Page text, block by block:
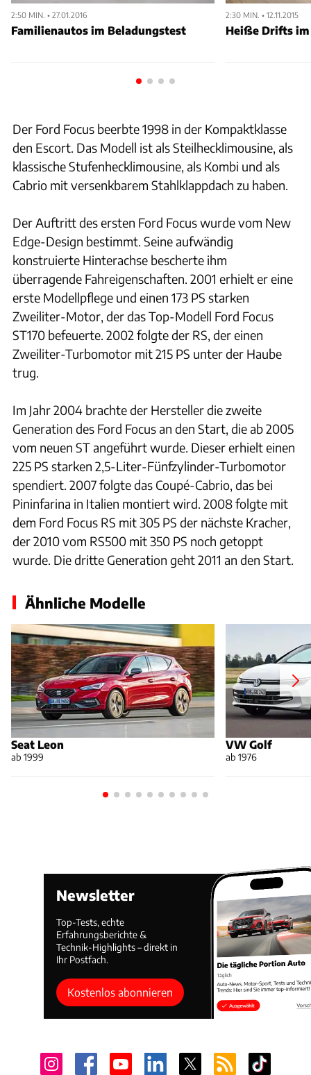
2:50 MIN. • 27.01.2016
Familienautos im Beladungstest
2:30 MIN. • 12.11.2015
Heiße Drifts im
Der Ford Focus beerbte 1998 in der Kompaktklasse
den Escort. Das Modell ist als Steilhecklimousine, als
klassische Stufenhecklimousine, als Kombi und als
Cabrio mit versenkbarem Stahlklappdach zu haben.
Der Auftritt des ersten Ford Focus wurde vom New
Edge-Design bestimmt. Seine aufwändig
konstruierte Hinterachse bescherte ihm
überragende Fahreigenschaften. 2001 erhielt er eine
erste Modellpflege und einen 173 PS starken
Zweiliter-Motor, der das Top-Modell Ford Focus
ST170 befeuerte. 2002 folgte der RS, der einen
Zweiliter-Turbomotor mit 215 PS unter der Haube
trug.
Im Jahr 2004 brachte der Hersteller die zweite
Generation des Ford Focus an den Start, die ab 2005
vom neuen ST angeführt wurde. Dieser erhielt einen
225 PS starken 2,5-Liter-Fünfzylinder-Turbomotor
spendiert. 2007 folgte das Coupé-Cabrio, das bei
Pininfarina in Italien montiert wird. 2008 folgte mit
dem Ford Focus RS mit 305 PS der nächste Kracher,
der 2010 vom RS500 mit 350 PS noch getoppt
wurde. Die dritte Generation geht 2011 an den Start.
Ähnliche Modelle
Seat Leon
ab 1999
VW Golf
ab 1976
Newsletter
Top-Tests, echte
Erfahrungsberichte &
Technik-Highlights – direkt in
Ihr Postfach.
Kostenlos abonnieren